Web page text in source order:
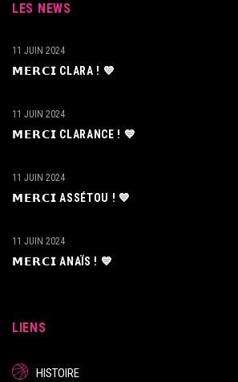
LES NEWS
𝗠𝗘𝗥𝗖𝗜 CLARA ! 💙
11 JUIN 2024
𝗠𝗘𝗥𝗖𝗜 CLARANCE ! 💙
11 JUIN 2024
𝗠𝗘𝗥𝗖𝗜 ASSÉTOU ! 💙
11 JUIN 2024
𝗠𝗘𝗥𝗖𝗜 ANAÏS ! 💙
11 JUIN 2024
LIENS
HISTOIRE